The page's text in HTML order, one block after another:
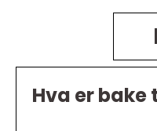
Hva er bake